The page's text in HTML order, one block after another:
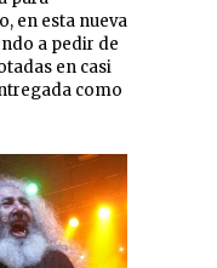
en esta nueva
a pedir de
en casi
como